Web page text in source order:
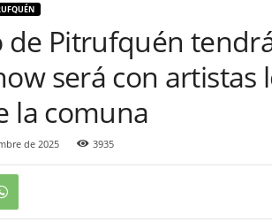
de Pitrufquén
será con artistas
la comuna
de 2025 3935